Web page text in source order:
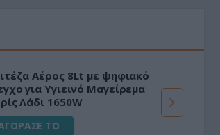
Αέρος 8Lt με ψηφιακό
για Υγιεινό Μαγείρεμα
Λάδι 1650W
ΤΟ